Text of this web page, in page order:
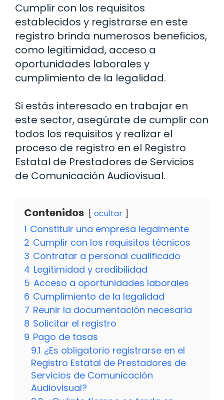
Cumplir con los requisitos
establecidos y registrarse en este
registro brinda numerosos beneficios,
como legitimidad, acceso a
oportunidades laborales y
cumplimiento de la legalidad.
Si estás interesado en trabajar en
este sector, asegúrate de cumplir con
todos los requisitos y realizar el
proceso de registro en el Registro
Estatal de Prestadores de Servicios
de Comunicación Audiovisual.
Contenidos ocultar
1 Constituir una empresa legalmente
2 Cumplir con los requisitos técnicos
3 Contratar a personal cualificado
4 Legitimidad y credibilidad
5 Acceso a oportunidades laborales
6 Cumplimiento de la legalidad
7 Reunir la documentación necesaria
8 Solicitar el registro
9 Pago de tasas
9.1 ¿Es obligatorio registrarse en el
Registro Estatal de Prestadores de
Servicios de Comunicación
Audiovisual?